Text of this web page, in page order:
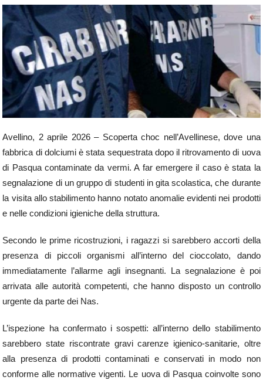
Avellino, 2 aprile 2026 – Scoperta choc nell’Avellinese, dove una
fabbrica di dolciumi è stata sequestrata dopo il ritrovamento di uova
di Pasqua contaminate da vermi. A far emergere il caso è stata la
segnalazione di un gruppo di studenti in gita scolastica, che durante
la visita allo stabilimento hanno notato anomalie evidenti nei prodotti
e nelle condizioni igieniche della struttura.
Secondo le prime ricostruzioni, i ragazzi si sarebbero accorti della
presenza di piccoli organismi all’interno del cioccolato, dando
immediatamente l’allarme agli insegnanti. La segnalazione è poi
arrivata alle autorità competenti, che hanno disposto un controllo
urgente da parte dei Nas.
L’ispezione ha confermato i sospetti: all’interno dello stabilimento
sarebbero state riscontrate gravi carenze igienico-sanitarie, oltre
alla presenza di prodotti contaminati e conservati in modo non
conforme alle normative vigenti. Le uova di Pasqua coinvolte sono